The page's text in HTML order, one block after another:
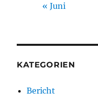
« Juni
KATEGORIEN
Bericht